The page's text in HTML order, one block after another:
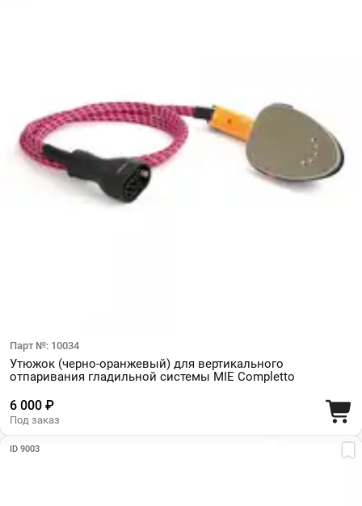
Парт №: 10034
Утюжок (черно-оранжевый) для вертикального
отпаривания гладильной системы MIE Completto
6 000 ₽
Под заказ
ID 9003